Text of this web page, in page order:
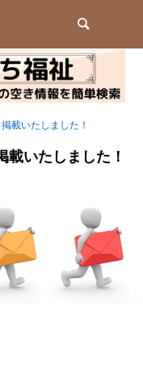
載いたしました！
載いたしました！